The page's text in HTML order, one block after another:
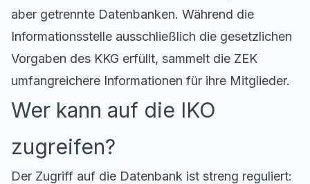
aber getrennte Datenbanken. Während die
Informationsstelle ausschließlich die gesetzlichen
Vorgaben des KKG erfüllt, sammelt die ZEK
umfangreichere Informationen für ihre Mitglieder.
Wer kann auf die IKO
zugreifen?
Der Zugriff auf die Datenbank ist streng reguliert: